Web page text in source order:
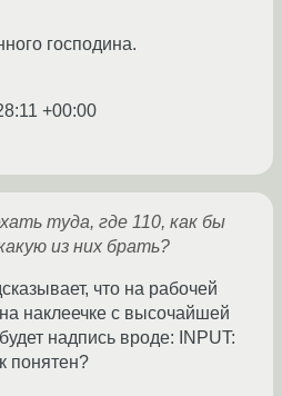
господина.
+00:00
туда, где 110, как бы
из них брать?
что на рабочей
наклеечке с высочайшей
надпись вроде: INPUT:
понятен?